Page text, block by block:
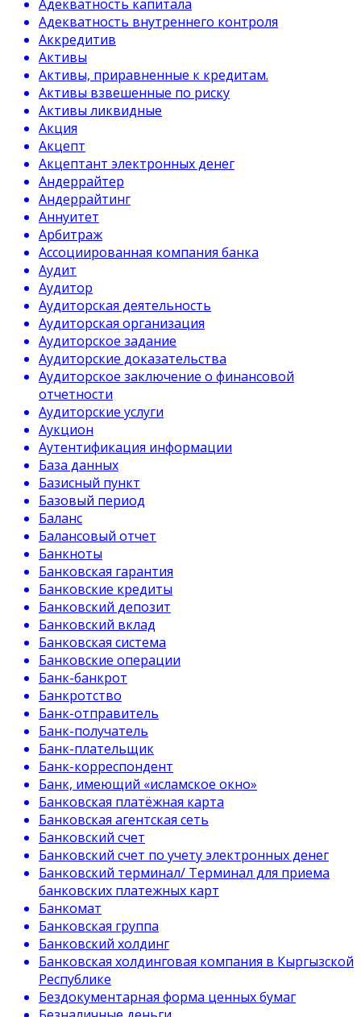
Адекватность капитала
Адекватность внутреннего контроля
Аккредитив
Активы
Активы, приравненные к кредитам.
Активы взвешенные по риску
Активы ликвидные
Акция
Акцепт
Акцептант электронных денег
Андеррайтер
Андеррайтинг
Аннуитет
Арбитраж
Ассоциированная компания банка
Аудит
Аудитор
Аудиторская деятельность
Аудиторская организация
Аудиторское задание
Аудиторские доказательства
Аудиторское заключение о финансовой
отчетности
Аудиторские услуги
Аукцион
Аутентификация информации
База данных
Базисный пункт
Базовый период
Баланс
Балансовый отчет
Банкноты
Банковская гарантия
Банковские кредиты
Банковский депозит
Банковский вклад
Банковская система
Банковские операции
Банк-банкрот
Банкротство
Банк-отправитель
Банк-получатель
Банк-плательщик
Банк-корреспондент
Банк, имеющий «исламское окно»
Банковская платёжная карта
Банковская агентская сеть
Банковский счет
Банковский счет по учету электронных денег
Банковский терминал/ Терминал для приема
банковских платежных карт
Банкомат
Банковская группа
Банковский холдинг
Банковская холдинговая компания в Кыргызской
Республике
Бездокументарная форма ценных бумаг